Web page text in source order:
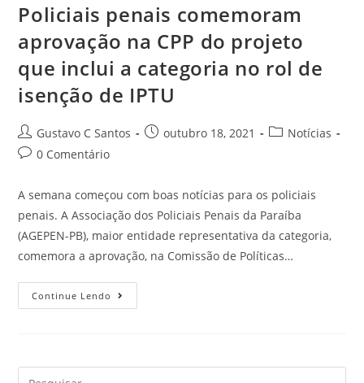
Policiais penais comemoram
aprovação na CPP do projeto
que inclui a categoria no rol de
isenção de IPTU
Gustavo C Santos outubro 18, 2021
Notícias
0 Comentário
A semana começou com boas notícias para os policiais
penais. A Associação dos Policiais Penais da Paraíba
(AGEPEN-PB), maior entidade representativa da categoria,
comemora a aprovação, na Comissão de Políticas…
Continue Lendo